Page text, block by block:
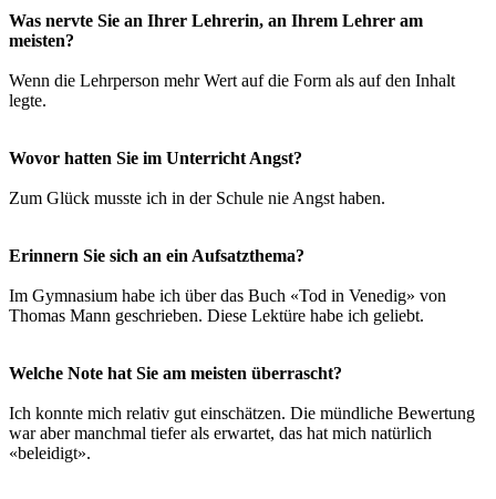
Was nervte Sie an Ihrer Lehrerin, an Ihrem Lehrer am
meisten?
Wenn die Lehrperson mehr Wert auf die Form als auf den Inhalt
legte.
Wovor hatten Sie im Unterricht Angst?
Zum Glück musste ich in der Schule nie Angst haben.
Erinnern Sie sich an ein Aufsatzthema?
Im Gymnasium habe ich über das Buch «Tod in Venedig» von
Thomas Mann geschrieben. Diese Lektüre habe ich geliebt.
Welche Note hat Sie am meisten überrascht?
Ich konnte mich relativ gut einschätzen. Die mündliche Bewertung
war aber manchmal tiefer als erwartet, das hat mich natürlich
«beleidigt».